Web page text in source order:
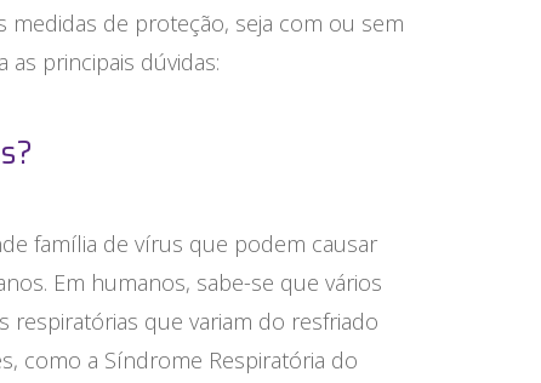
medidas de proteção, seja com ou sem
principais dúvidas:
família de vírus que podem causar
Em humanos, sabe-se que vários
respiratórias que variam do resfriado
como a Síndrome Respiratória do